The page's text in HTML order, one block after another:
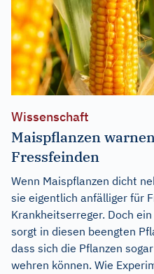
Wissenschaft
Maispflanzen
Fressfeinden
Wenn Maispflanzen dicht
sie eigentlich anfälliger für
Krankheitserreger. Doch
sorgt in diesen beengten
dass sich die Pflanzen
wehren können. Wie